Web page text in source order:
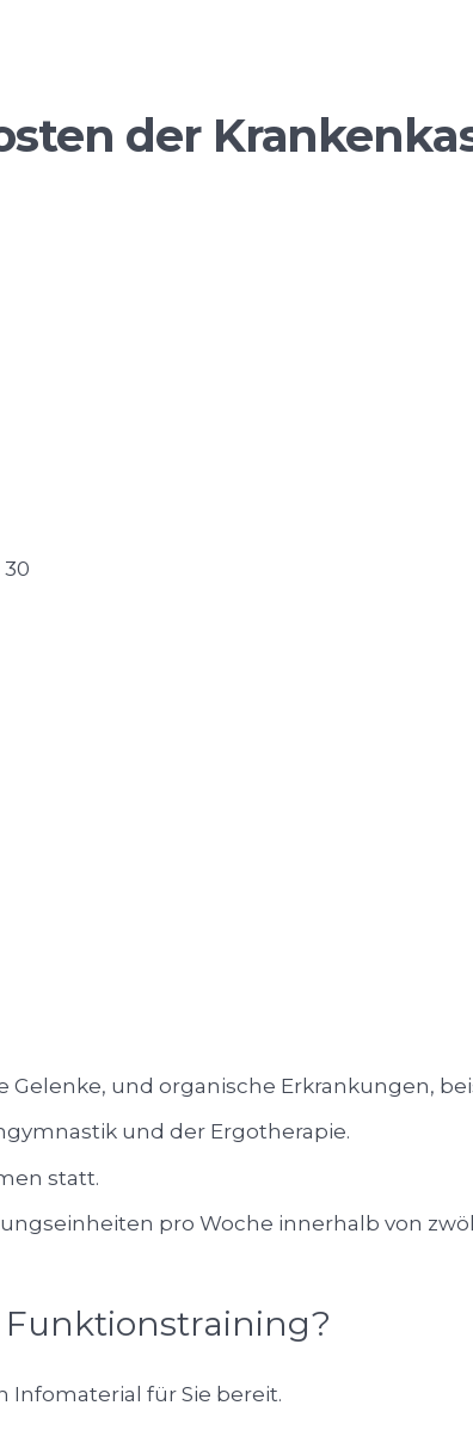
der
und organische Erkrankungen,
und der Ergotherapie.
statt.
pro Woche innerhalb von
Funktionstraining?
Infomaterial für Sie bereit.